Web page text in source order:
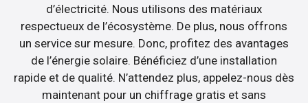
d’électricité. Nous utilisons des matériaux
respectueux de l’écosystème. De plus, nous offrons
un service sur mesure. Donc, profitez des avantages
de l’énergie solaire. Bénéficiez d’une installation
rapide et de qualité. N’attendez plus, appelez-nous dès
maintenant pour un chiffrage gratis et sans